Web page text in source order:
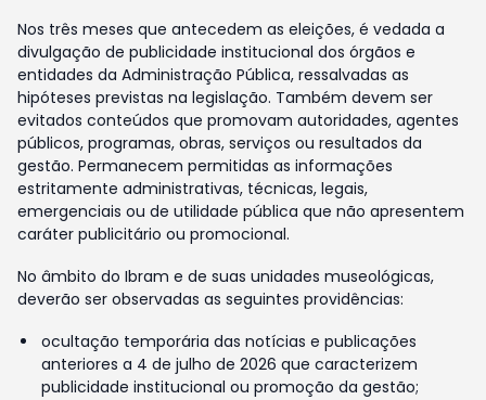
Nos três meses que antecedem as eleições, é vedada a
divulgação de publicidade institucional dos órgãos e
entidades da Administração Pública, ressalvadas as
hipóteses previstas na legislação. Também devem ser
evitados conteúdos que promovam autoridades, agentes
públicos, programas, obras, serviços ou resultados da
gestão. Permanecem permitidas as informações
estritamente administrativas, técnicas, legais,
emergenciais ou de utilidade pública que não apresentem
caráter publicitário ou promocional.
No âmbito do Ibram e de suas unidades museológicas,
deverão ser observadas as seguintes providências:
ocultação temporária das notícias e publicações
anteriores a 4 de julho de 2026 que caracterizem
publicidade institucional ou promoção da gestão;